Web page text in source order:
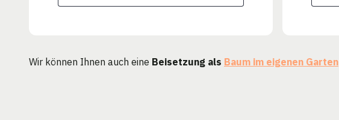
Wir können Ihnen auch eine Beisetzung als Baum im eigenen Garten